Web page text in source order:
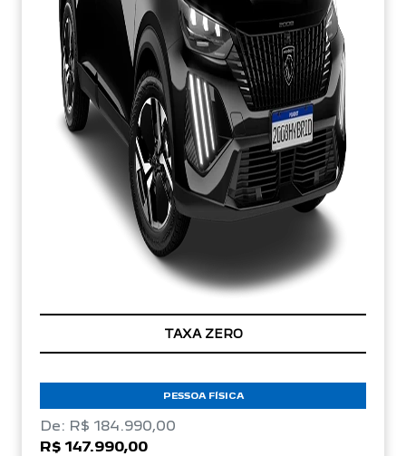
TAXA ZERO
PESSOA FÍSICA
De: R$ 184.990,00
R$ 147.990,00